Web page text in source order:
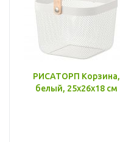
РИСАТОРП Корзина,
белый, 25x26x18 см